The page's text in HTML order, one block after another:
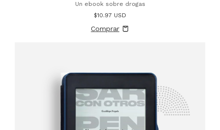
Un ebook sobre drogas
$10.97 USD